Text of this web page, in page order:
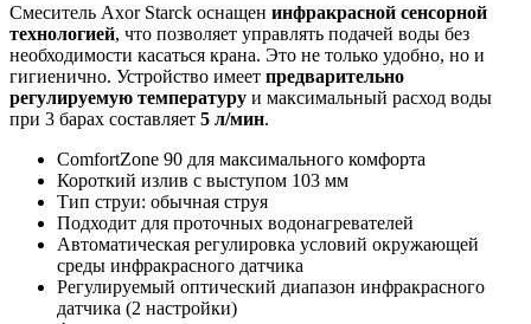
Смеситель Axor Starck оснащен инфракрасной сенсорной
технологией, что позволяет управлять подачей воды без
необходимости касаться крана. Это не только удобно, но и
гигиенично. Устройство имеет предварительно
регулируемую температуру и максимальный расход воды
при 3 барах составляет 5 л/мин.
ComfortZone 90 для максимального комфорта
Короткий излив с выступом 103 мм
Тип струи: обычная струя
Подходит для проточных водонагревателей
Автоматическая регулировка условий окружающей
среды инфракрасного датчика
Регулируемый оптический диапазон инфракрасного
датчика (2 настройки)